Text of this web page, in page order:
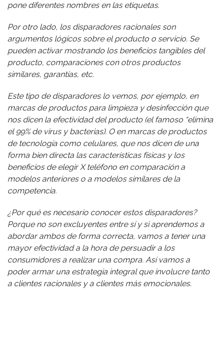
pone diferentes nombres en las etiquetas.
Por otro lado, los disparadores racionales son
argumentos lógicos sobre el producto o servicio. Se
pueden activar mostrando los beneficios tangibles del
producto, comparaciones con otros productos
similares, garantías, etc.
Este tipo de disparadores lo vemos, por ejemplo, en
marcas de productos para limpieza y desinfección que
nos dicen la efectividad del producto (el famoso “elimina
el 99% de virus y bacterias). O en marcas de productos
de tecnología como celulares, que nos dicen de una
forma bien directa las características físicas y los
beneficios de elegir X teléfono en comparación a
modelos anteriores o a modelos similares de la
competencia.
¿Por qué es necesario conocer estos disparadores?
Porque no son excluyentes entre sí y si aprendemos a
abordar ambos de forma correcta, vamos a tener una
mayor efectividad a la hora de persuadir a los
consumidores a realizar una compra. Así vamos a
poder armar una estrategia integral que involucre tanto
a clientes racionales y a clientes más emocionales.